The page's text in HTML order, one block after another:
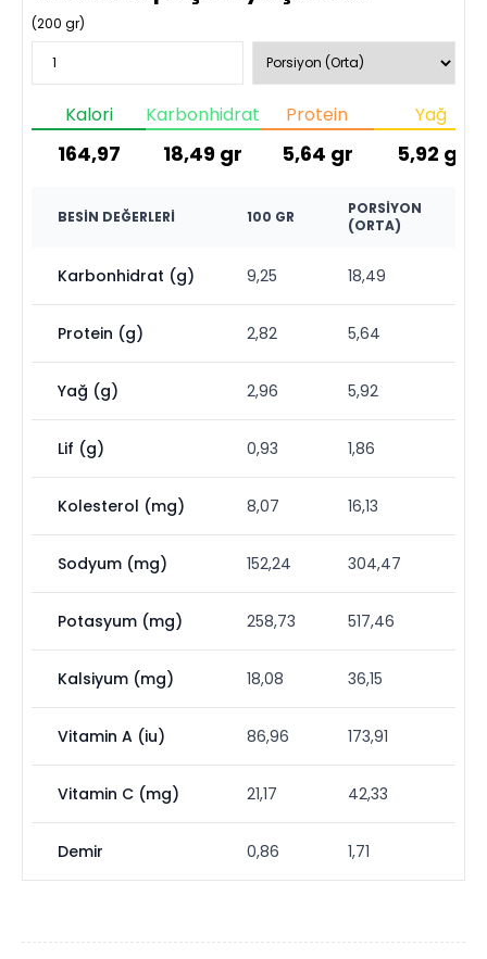
(200 gr)
Kalori
164,97
Karbonhidrat
18,49 gr
Protein
5,64 gr
Yağ
5,92 gr
BESIN DEĞERLERI 100 GR
PORSIYON
(ORTA)
Karbonhidrat (g) 9,25 18,49
Protein (g) 2,82 5,64
Yağ (g) 2,96 5,92
Lif (g) 0,93 1,86
Kolesterol (mg) 8,07 16,13
Sodyum (mg) 152,24 304,47
Potasyum (mg) 258,73 517,46
Kalsiyum (mg) 18,08 36,15
Vitamin A (iu) 86,96 173,91
Vitamin C (mg) 21,17 42,33
Demir 0,86 1,71